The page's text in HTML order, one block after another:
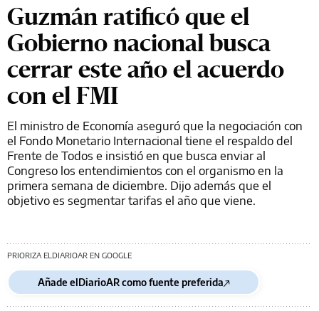
Guzmán ratificó que el
Gobierno nacional busca
cerrar este año el acuerdo
con el FMI
El ministro de Economía aseguró que la negociación con
el Fondo Monetario Internacional tiene el respaldo del
Frente de Todos e insistió en que busca enviar al
Congreso los entendimientos con el organismo en la
primera semana de diciembre. Dijo además que el
objetivo es segmentar tarifas el año que viene.
PRIORIZA ELDIARIOAR EN GOOGLE
Añade elDiarioAR como fuente preferida